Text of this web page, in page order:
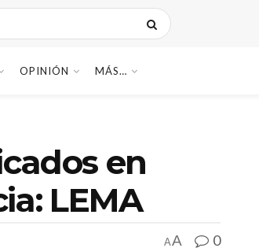
OPINIÓN MÁS…
en
LEMA
AA 0